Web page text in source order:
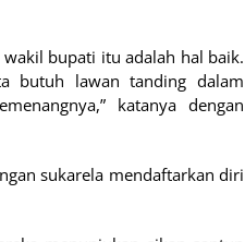
bupati itu adalah hal baik.
butuh lawan tanding dalam
katanya dengan
sukarela mendaftarkan diri